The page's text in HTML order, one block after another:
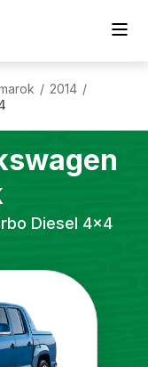
/ 2014 /
Diesel 4x4